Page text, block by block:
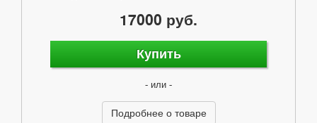
17000 руб.
Купить
- или -
Подробнее о товаре